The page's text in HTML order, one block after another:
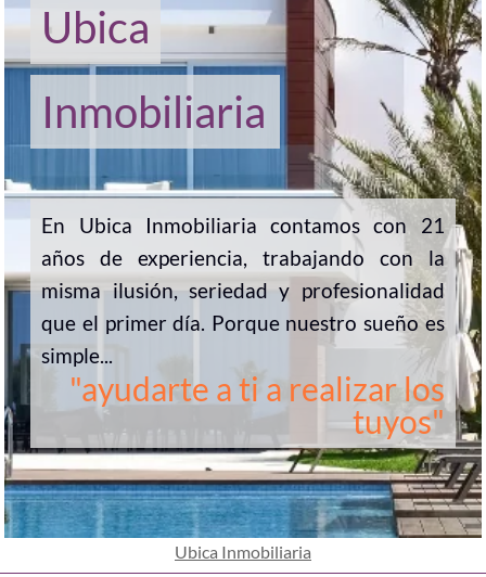
Ubica
Inmobiliaria
En Ubica Inmobiliaria contamos con 21
años de experiencia, trabajando con la
misma ilusión, seriedad y profesionalidad
que el primer día. Porque nuestro sueño es
simple...
"ayudarte a ti a realizar los
tuyos"
Ubica Inmobiliaria